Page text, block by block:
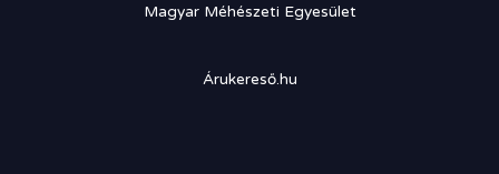
Magyar Méhészeti Egyesület
Árukereső.hu